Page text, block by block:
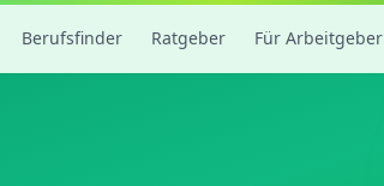
Berufsfinder Ratgeber Für Arbeitgeber